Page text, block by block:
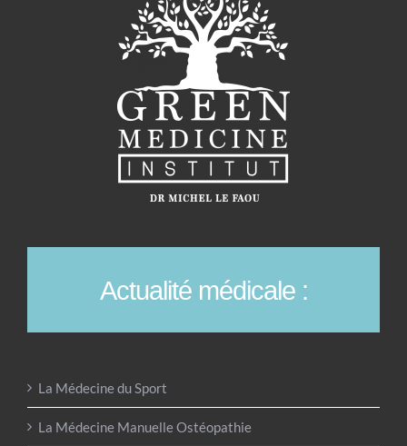
Actualité médicale :
La Médecine du Sport
La Médecine Manuelle Ostéopathie